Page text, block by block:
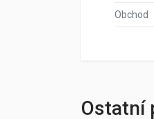
Obchod
Ostatní